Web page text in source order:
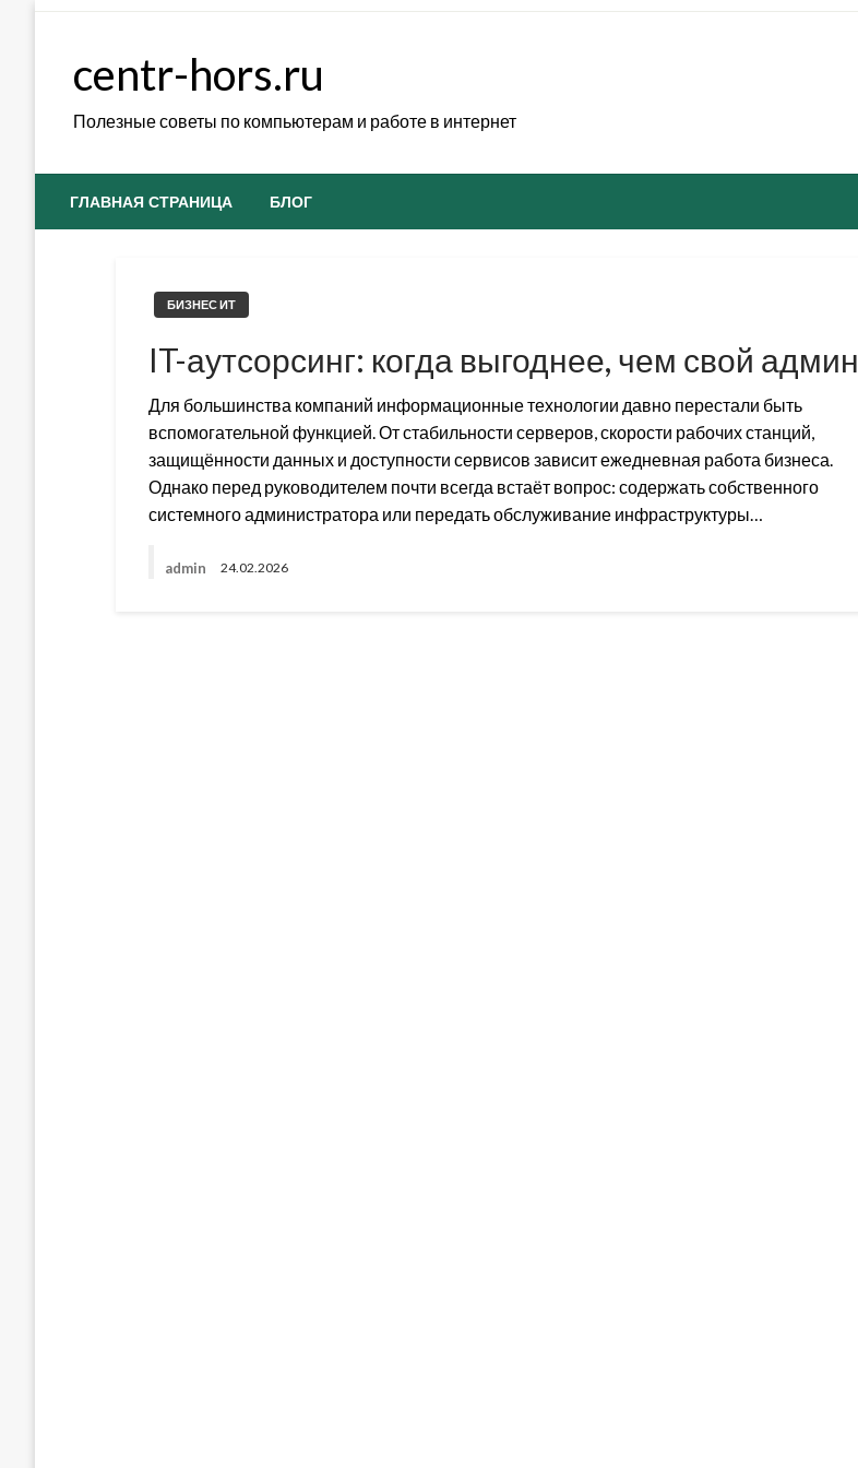
centr-hors.ru
Полезные советы по компьютерам и работе в интернет
ГЛАВНАЯ СТРАНИЦА БЛОГ
БИЗНЕС ИТ
IT-аутсорсинг: когда выгоднее, чем свой админ
Для большинства компаний информационные технологии давно перестали быть
вспомогательной функцией. От стабильности серверов, скорости рабочих станций,
защищённости данных и доступности сервисов зависит ежедневная работа бизнеса.
Однако перед руководителем почти всегда встаёт вопрос: содержать собственного
системного администратора или передать обслуживание инфраструктуры…
admin 24.02.2026